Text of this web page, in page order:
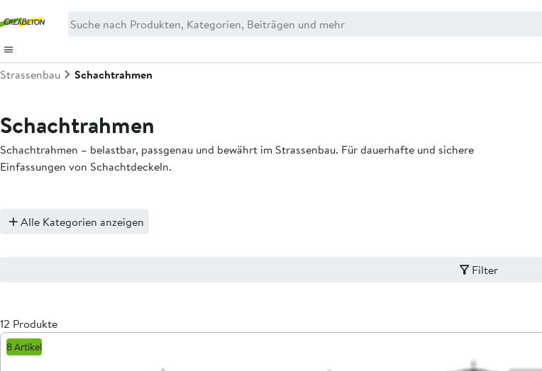
Strassenbau Schachtrahmen
Schachtrahmen
Schachtrahmen – belastbar, passgenau und bewährt im Strassenbau. Für dauerhafte und sichere
Einfassungen von Schachtdeckeln.
Alle Kategorien anzeigen
Filter
12 Produkte
8 Artikel